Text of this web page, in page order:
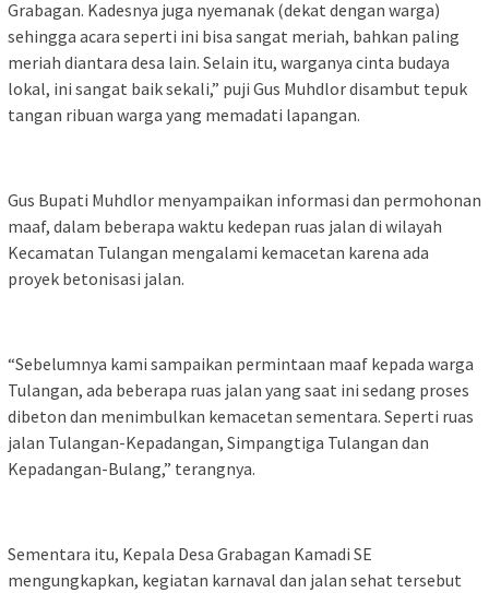
Grabagan. Kadesnya juga nyemanak (dekat dengan warga)
sehingga acara seperti ini bisa sangat meriah, bahkan paling
meriah diantara desa lain. Selain itu, warganya cinta budaya
lokal, ini sangat baik sekali,” puji Gus Muhdlor disambut tepuk
tangan ribuan warga yang memadati lapangan.
Gus Bupati Muhdlor menyampaikan informasi dan permohonan
maaf, dalam beberapa waktu kedepan ruas jalan di wilayah
Kecamatan Tulangan mengalami kemacetan karena ada
proyek betonisasi jalan.
“Sebelumnya kami sampaikan permintaan maaf kepada warga
Tulangan, ada beberapa ruas jalan yang saat ini sedang proses
dibeton dan menimbulkan kemacetan sementara. Seperti ruas
jalan Tulangan-Kepadangan, Simpangtiga Tulangan dan
Kepadangan-Bulang,” terangnya.
Sementara itu, Kepala Desa Grabagan Kamadi SE
mengungkapkan, kegiatan karnaval dan jalan sehat tersebut